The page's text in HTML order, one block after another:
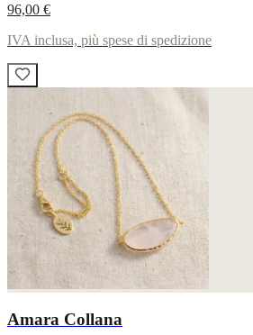
96,00 €
IVA inclusa, più spese di spedizione
Amara Collana